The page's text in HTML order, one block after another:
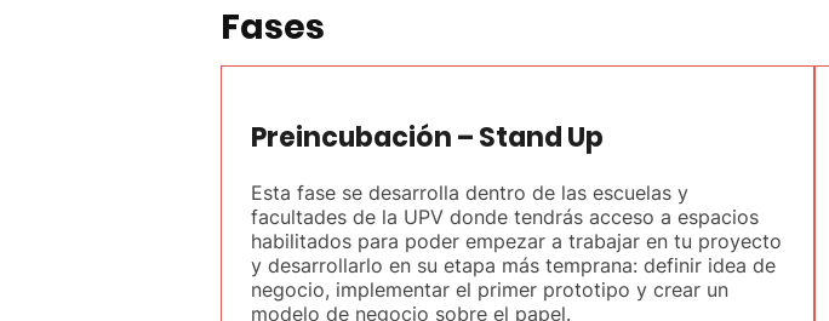
Fases
Preincubación – Stand Up
Esta fase se desarrolla dentro de las escuelas y
facultades de la UPV donde tendrás acceso a espacios
habilitados para poder empezar a trabajar en tu proyecto
y desarrollarlo en su etapa más temprana: definir idea de
negocio, implementar el primer prototipo y crear un
modelo de negocio sobre el papel.